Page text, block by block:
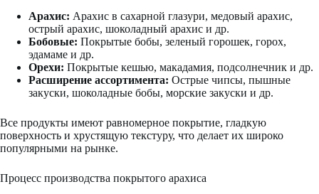
Арахис: Арахис в сахарной глазури, медовый арахис,
острый арахис, шоколадный арахис и др.
Бобовые: Покрытые бобы, зеленый горошек, горох,
эдамаме и др.
Орехи: Покрытые кешью, макадамия, подсолнечник и др.
Расширение ассортимента: Острые чипсы, пышные
закуски, шоколадные бобы, морские закуски и др.
Все продукты имеют равномерное покрытие, гладкую
поверхность и хрустящую текстуру, что делает их широко
популярными на рынке.
Процесс производства покрытого арахиса